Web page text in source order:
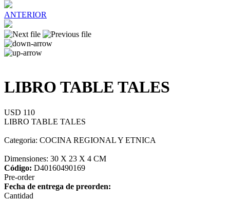
ANTERIOR
LIBRO TABLE TALES
USD 110
LIBRO TABLE TALES
Categoria: COCINA REGIONAL Y ETNICA
Dimensiones: 30 X 23 X 4 CM
Código: D40160490169
Pre-order
Fecha de entrega de preorden:
Cantidad